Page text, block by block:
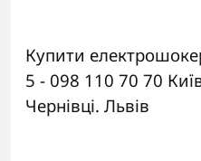
Купити
5 - 098 110 70 70
Чернівці. Львів